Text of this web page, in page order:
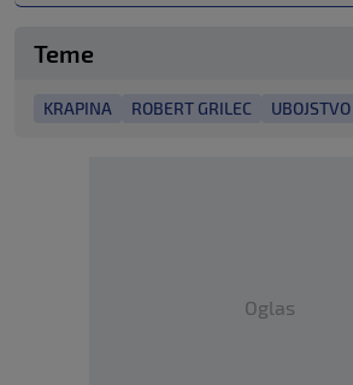
Teme
KRAPINA ROBERT GRILEC
Oglas